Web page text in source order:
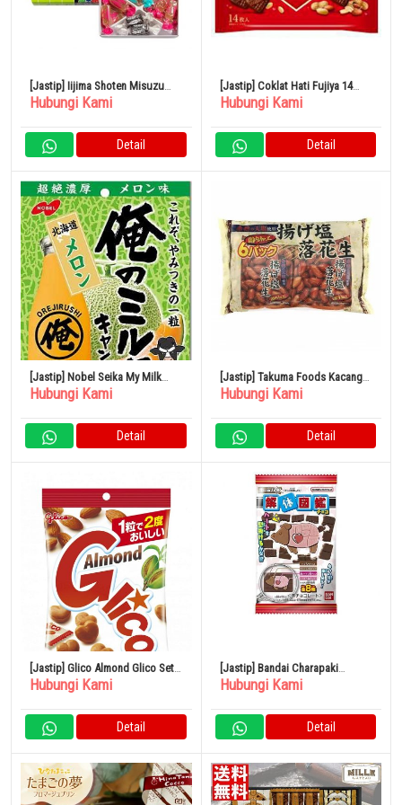
[Jastip] Iijima Shoten Misuzu
Candy Box 460gr 1 Kotak
Hubungi Kami
Detail
[Jastip] Coklat Hati Fujiya 14
Kantong Kacang x 15
Hubungi Kami
Detail
[Jastip] Nobel Seika My Milk
Hokkaido Melon 80g
Hubungi Kami
Detail
[Jastip] Takuma Foods Kacang
Asin Goreng 80 Bungkus
Hubungi Kami
Detail
[Jastip] Glico Almond Glico Set
77 Buah
Hubungi Kami
Detail
[Jastip] Bandai Charapaki
Disassembled Encyclopedia
Hubungi Kami
Detail